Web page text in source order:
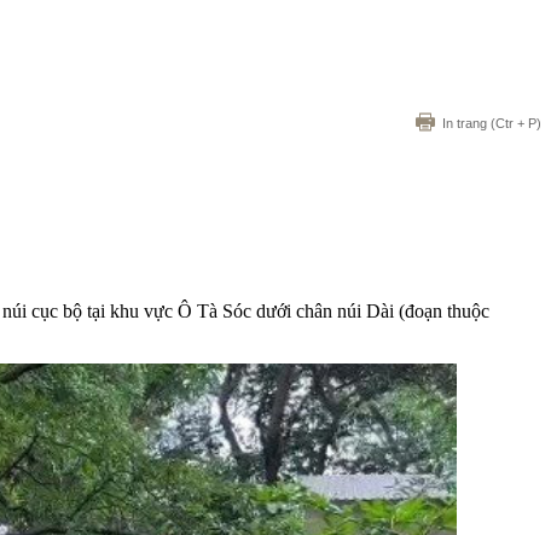
In trang (Ctr + P)
cục bộ tại khu vực Ô Tà Sóc dưới chân núi Dài (đoạn thuộc